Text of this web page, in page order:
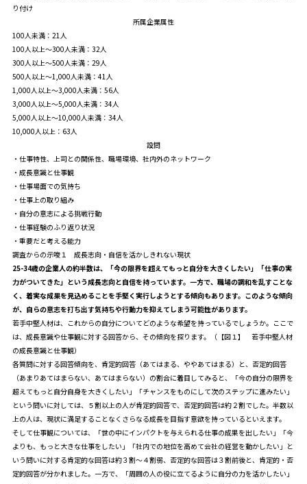
り付け
所属企業属性
100人未満：21人
100人以上～300人未満：32人
300人以上～500人未満：29人
500人以上～1,000人未満：41人
1,000人以上～3,000人未満：56人
3,000人以上～5,000人未満：34人
5,000人以上～10,000人未満：34人
10,000人以上：63人
設問
・仕事特性、上司との関係性、職場環境、社内外のネットワーク
・成長意識と仕事観
・仕事場面での気持ち
・仕事上の取り組み
・自分の意志による挑戦行動
・仕事経験のふり返り状況
・重要だと考える能力
調査からの示唆１ 成長志向・自信を活かしきれない現状
25-34歳の企業人の約半数は、「今の限界を超えてもっと自分を大きくしたい」「仕事の実
力がついてきた」という成長志向と自信を持っています。一方で、職場の調和を乱すことな
く、着実な成果を見込めることを手堅く実行しようとする傾向もあります。このような傾向
が、自らの意志を打ち出す気持ちや行動力を抑えてしまう可能性があります。
若手中堅人材は、これからの自分についてどのような希望を持っているでしょうか。ここで
は、成長意識や仕事観に対する回答から、その傾向を探ります。（【図１】 若手中堅人材
の成長意識と仕事観）
各質問に対する回答傾向を、肯定的回答（あてはまる、ややあてはまる）と、否定的回答
（あまりあてはまらない、あてはまらない）の割合に着目してみると、「今の自分の限界を
超えてもっと自分自身を大きくしたい」「チャンスをものにして次のステップに進みたい」
という問いに対しては、５割以上の人が肯定的回答で、否定的回答は約２割でした。半数以
上の人は、現状に満足することなくさらなる成長を目指す意欲を持っているといえます。
そして仕事観については、「世の中にインパクトを与えられる仕事の成果を出したい」「今
よりも、もっと大きな仕事をしたい」「社内での地位を高めて会社の経営を動かしたい」と
いう問いに対する肯定的な回答は約３割～４割弱、否定的な回答は３割前後と、肯定的・否
定的回答が分かれました。一方で、「周囲の人の役に立てるように自分の力を活かしたい」